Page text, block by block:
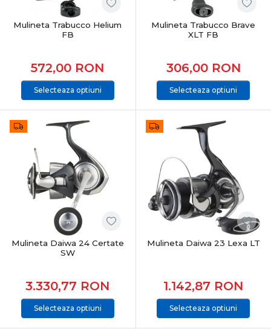
Mulineta Trabucco Helium
FB
572,00 RON
Selecteaza optiuni
Mulineta Trabucco Brave
XLT FB
306,00 RON
Selecteaza optiuni
Mulineta Daiwa 24 Certate
SW
3.330,77 RON
Selecteaza optiuni
Mulineta Daiwa 23 Lexa LT
1.142,87 RON
Selecteaza optiuni